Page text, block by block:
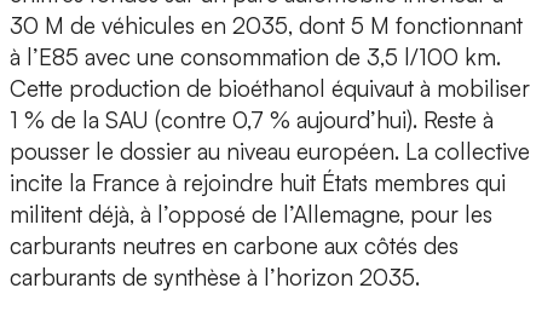
30 M de véhicules en 2035, dont 5 M fonctionnant
à l’E85 avec une consommation de 3,5 l/100 km.
Cette production de bioéthanol équivaut à mobiliser
1 % de la SAU (contre 0,7 % aujourd’hui). Reste à
pousser le dossier au niveau européen. La collective
incite la France à rejoindre huit États membres qui
militent déjà, à l’opposé de l’Allemagne, pour les
carburants neutres en carbone aux côtés des
carburants de synthèse à l’horizon 2035.